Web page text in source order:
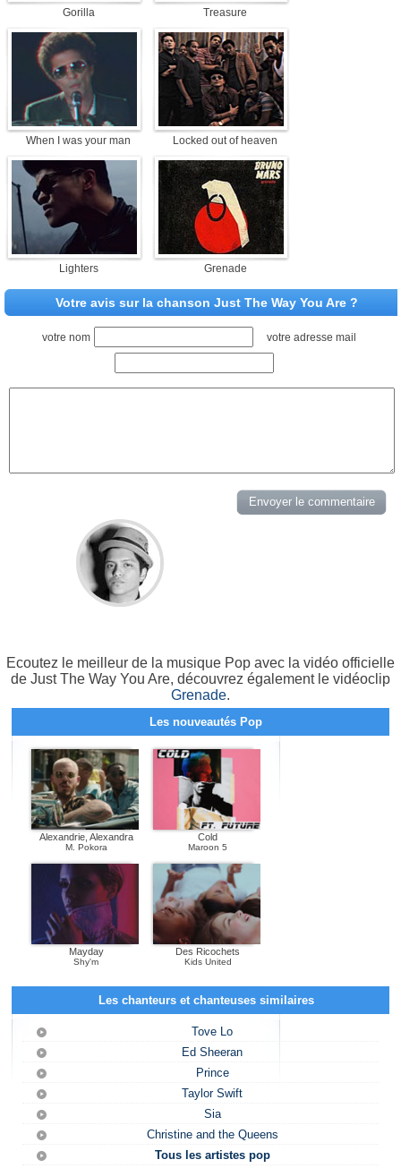
Gorilla Treasure
When I was your man Locked out of heaven
Lighters Grenade
Votre avis sur la chanson Just The Way You Are ?
votre nom votre adresse mail
Ecoutez le meilleur de la musique Pop avec la vidéo officielle
de Just The Way You Are, découvrez également le vidéoclip
Grenade.
Les nouveautés Pop
Alexandrie, Alexandra
M. Pokora
Cold
Maroon 5
Mayday
Shy'm
Des Ricochets
Kids United
Les chanteurs et chanteuses similaires
Tove Lo
Ed Sheeran
Prince
Taylor Swift
Sia
Christine and the Queens
Tous les artistes pop